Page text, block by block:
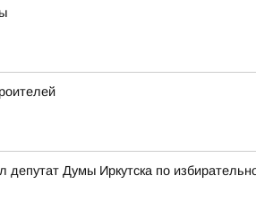
Думы Иркутска по